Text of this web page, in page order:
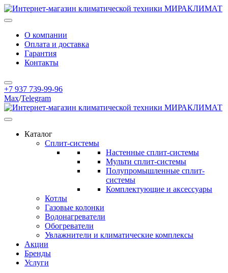
О компании
Оплата и доставка
Гарантия
Контакты
+7 937 739-99-96
Max/Telegram
Каталог
Сплит-системы
Настенные сплит-системы
Мульти сплит-системы
Полупромышленные сплит-
системы
Комплектующие и аксессуары
Котлы
Газовые колонки
Водонагреватели
Обогреватели
Увлажнители и климатические комплексы
Акции
Бренды
Услуги